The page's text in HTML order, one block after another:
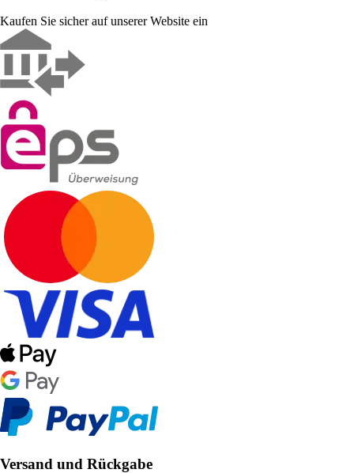
Kaufen Sie sicher auf unserer Website ein
Versand und Rückgabe